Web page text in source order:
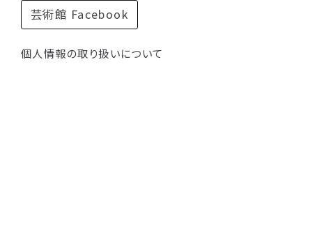
芸術館 Facebook
個人情報の取り扱いについて